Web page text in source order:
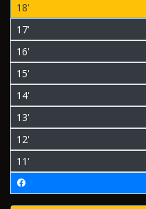
18'
17'
16'
15'
14'
13'
12'
11'